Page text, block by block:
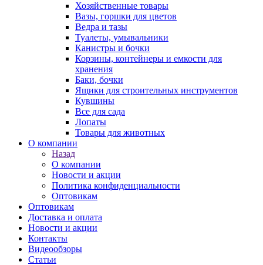
Хозяйственные товары
Вазы, горшки для цветов
Ведра и тазы
Туалеты, умывальники
Канистры и бочки
Корзины, контейнеры и емкости для
хранения
Баки, бочки
Ящики для строительных инструментов
Кувшины
Все для сада
Лопаты
Товары для животных
О компании
Назад
О компании
Новости и акции
Политика конфиденциальности
Оптовикам
Оптовикам
Доставка и оплата
Новости и акции
Контакты
Видеообзоры
Статьи